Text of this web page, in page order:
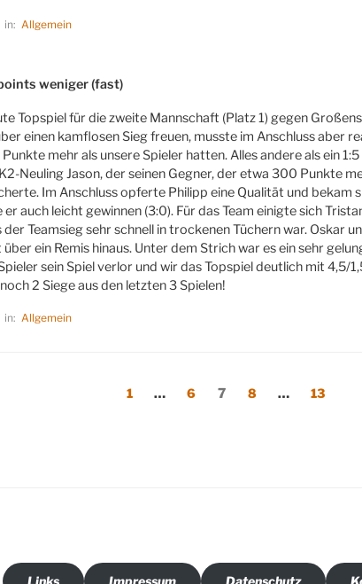
Allgemein
weniger (fast)
Topspiel für die zweite Mannschaft (Platz 1) gegen
einen kamflosen Sieg freuen, musste im Anschluss aber
mehr als unsere Spieler hatten. Alles andere als ein
Neuling Jason, der seinen Gegner, der etwa 300 Punkte
Im Anschluss opferte Philipp eine Qualität und bekam
auch leicht gewinnen (3:0). Für das Team einigte sich
der Teamsieg sehr schnell in trockenen Tüchern war. Oskar
ein Remis hinaus. Unter dem Strich war es ein sehr
sein Spiel verlor und wir das Topspiel deutlich mit 4,5/
2 Siege aus den letzten 3 Spielen!
Allgemein
Seite
1 … Seite
6 Seite
7 Seite
8 … Seite
13